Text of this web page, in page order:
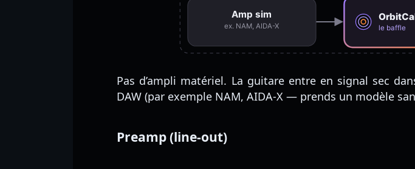
Amp sim
ex. NAM, AIDA-X le baffle
Pas d’ampli matériel. La guitare entre en signal sec
DAW (par exemple NAM, AIDA-X — prends un modèle
Preamp (line-out)